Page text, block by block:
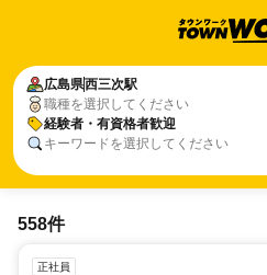
広島県西三次駅
職種を選択してください
経験者・有資格者歓迎
キーワードを選択してください
558件
正社員